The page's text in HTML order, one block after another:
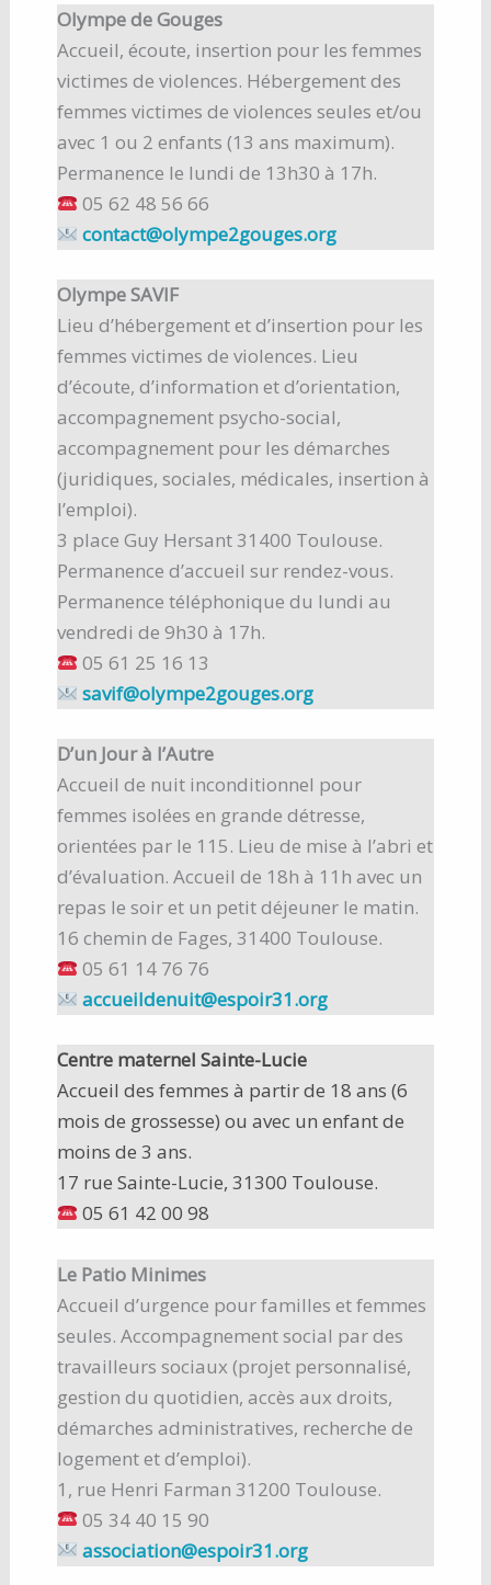
Olympe de Gouges
Accueil, écoute, insertion pour les femmes
victimes de violences. Hébergement des
femmes victimes de violences seules et/ou
avec 1 ou 2 enfants (13 ans maximum).
Permanence le lundi de 13h30 à 17h.
05 62 48 56 66
contact@olympe2gouges.org
Olympe SAVIF
Lieu d’hébergement et d’insertion pour les
femmes victimes de violences. Lieu
d’écoute, d’information et d’orientation,
accompagnement psycho-social,
accompagnement pour les démarches
(juridiques, sociales, médicales, insertion à
l’emploi).
3 place Guy Hersant 31400 Toulouse.
Permanence d’accueil sur rendez-vous.
Permanence téléphonique du lundi au
vendredi de 9h30 à 17h.
05 61 25 16 13
savif@olympe2gouges.org
D’un Jour à l’Autre
Accueil de nuit inconditionnel pour
femmes isolées en grande détresse,
orientées par le 115. Lieu de mise à l’abri et
d’évaluation. Accueil de 18h à 11h avec un
repas le soir et un petit déjeuner le matin.
16 chemin de Fages, 31400 Toulouse.
05 61 14 76 76
accueildenuit@espoir31.org
Centre maternel Sainte-Lucie
Accueil des femmes à partir de 18 ans (6
mois de grossesse) ou avec un enfant de
moins de 3 ans.
17 rue Sainte-Lucie, 31300 Toulouse.
05 61 42 00 98
Le Patio Minimes
Accueil d’urgence pour familles et femmes
seules. Accompagnement social par des
travailleurs sociaux (projet personnalisé,
gestion du quotidien, accès aux droits,
démarches administratives, recherche de
logement et d’emploi).
1, rue Henri Farman 31200 Toulouse.
05 34 40 15 90
association@espoir31.org